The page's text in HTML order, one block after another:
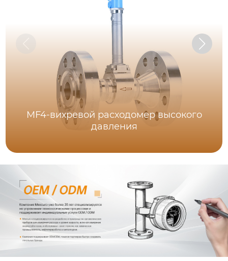
MF4-вихревой расходомер высокого
давления